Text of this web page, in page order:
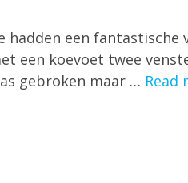
een
een koevoet twee
gebroken maar … Read